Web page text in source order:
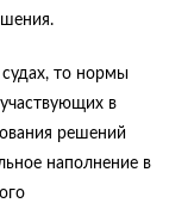
судах, то нормы
в
решений
наполнение в